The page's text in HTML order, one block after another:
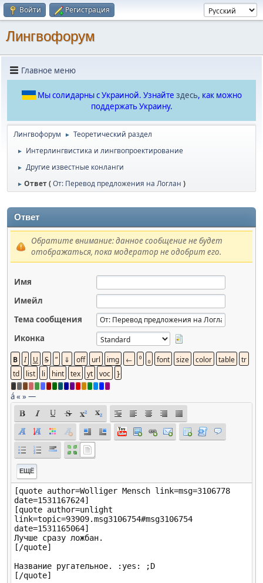
Войти Регистрация
Лингвофорум
Главное меню
Мы солидарны с Украиной. Узнайте здесь, как можно
поддержать Украину.
Лингвофорум ► Теоретический раздел
► Интерлингвистика и лингвопроектирование
► Другие известные конланги
► Ответ (От: Перевод предложения на Логлан )
Ответ
Обратите внимание: данное сообщение не будет
отображаться, пока модератор не одобрит его.
Имя
Имейл
Тема сообщения
Иконка
á« »—
ЕЩЁ